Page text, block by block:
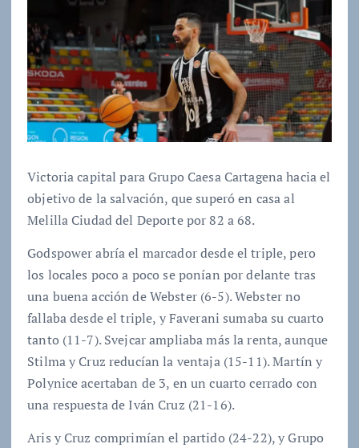
Victoria capital para Grupo Caesa Cartagena hacia el
objetivo de la salvación, que superó en casa al
Melilla Ciudad del Deporte por 82 a 68.
Godspower abría el marcador desde el triple, pero
los locales poco a poco se ponían por delante tras
una buena acción de Webster (6-5). Webster no
fallaba desde el triple, y Faverani sumaba su cuarto
tanto (11-7). Svejcar ampliaba más la renta, aunque
Stilma y Cruz reducían la ventaja (15-11). Martín y
Polynice acertaban de 3, en un cuarto cerrado con
una respuesta de Iván Cruz (21-16).
Aris y Cruz comprimían el partido (24-22), y Grupo